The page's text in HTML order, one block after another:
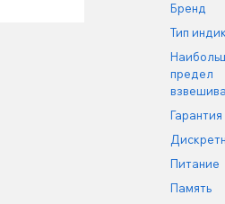
Бренд
Тип
предел
Гарантия
Питание
Память